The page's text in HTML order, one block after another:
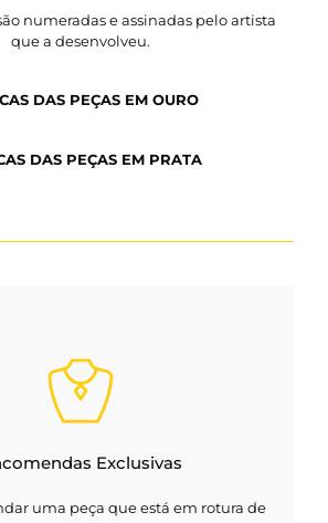
numeradas e assinadas pelo artista
que a desenvolveu.
DAS PEÇAS EM OURO
DAS PEÇAS EM PRATA
Exclusivas
uma peça que está em rotura de